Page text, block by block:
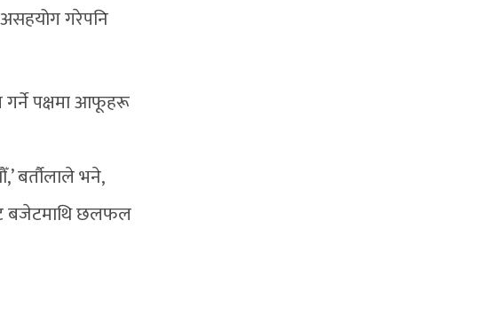
गरेपनि
पक्षमा आफूहरू
बर्तौलाले भने,
बजेटमाथि छलफल